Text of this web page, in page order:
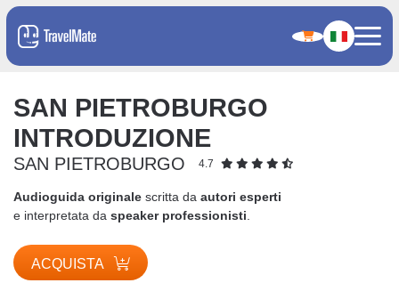
SAN PIETROBURGO
INTRODUZIONE
SAN PIETROBURGO 4.7
Audioguida originale scritta da autori esperti
e interpretata da speaker professionisti
ACQUISTA